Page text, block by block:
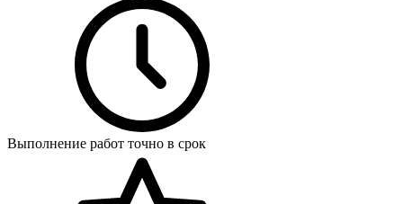
Выполнение работ точно в срок